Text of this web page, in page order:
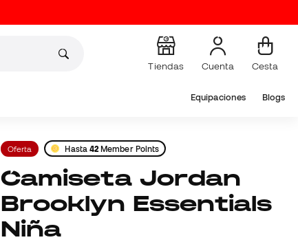
Tiendas Cuenta Cesta
Equipaciones Blogs
Oferta Hasta 42 Member Points
Camiseta Jordan
Brooklyn Essentials
Niña